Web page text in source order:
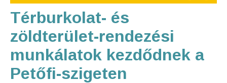
Térburkolat- és
zöldterület-rendezési
munkálatok kezdődnek a
Petőfi-szigeten